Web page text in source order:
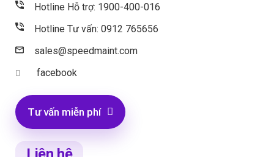
Hotline Hỗ trợ: 1900-400-016
Hotline Tư vấn: 0912 765656
sales@speedmaint.com
facebook
Tư vấn miễn phí